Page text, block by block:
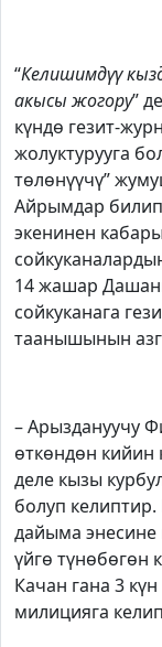
“Келишимдүү
акысы жогору”
күндө гезит-
жолуктурууга
төлөнүүчү”
Айрымдар
экенинен
14 жашар
сойкуканага
таанышынын
– Арыздануучу
өткөндөн
деле кызы
болуп
дайыма энесине
үйгө түнөбөгөн
Качан гана 3
милицияга